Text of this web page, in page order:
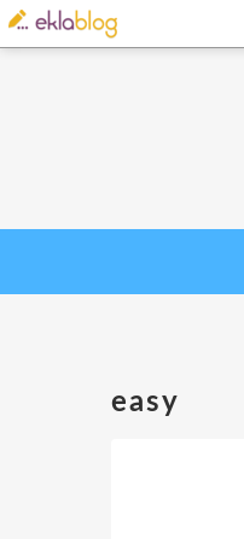
easy